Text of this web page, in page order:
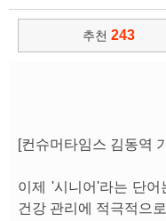
추천 243
[컨슈머타임스 김동역
이제 '시니어'라는 단
건강 관리에 적극적으